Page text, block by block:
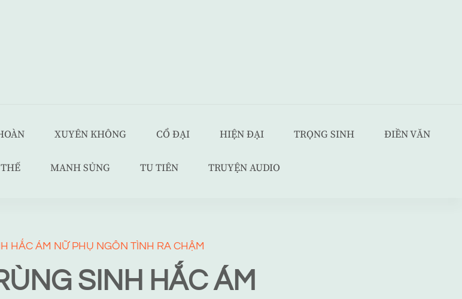
XUYÊN KHÔNG CỔ ĐẠI HIỆN ĐẠI TRỌNG SINH ĐIỀN VĂN
MANH SỦNG TU TIÊN TRUYỆN AUDIO
HẮC ÁM NỮ PHỤ NGÔN TÌNH RA CHẬM
SINH HẮC ÁM